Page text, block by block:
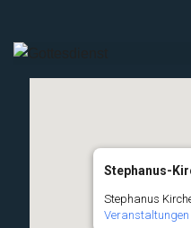
Stephanus-
Stephanus
Veranstaltungen